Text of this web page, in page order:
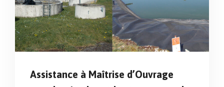
Assistance à Maîtrise d’Ouvrage